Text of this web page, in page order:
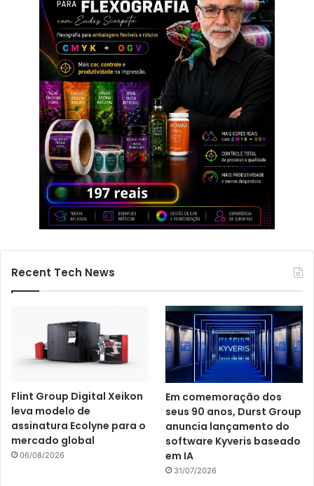
Recent Tech News
Flint Group Digital Xeikon
leva modelo de
assinatura Ecolyne para o
mercado global
06/08/2026
Em comemoração dos
seus 90 anos, Durst Group
anuncia lançamento do
software Kyveris baseado
em IA
31/07/2026